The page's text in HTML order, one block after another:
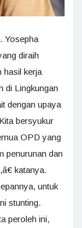
Yosepha
diraih
hasil kerja
di Lingkungan
dengan upaya
bersyukur
OPD yang
penurunan dan
katanya.
untuk
stunting.
peroleh ini,